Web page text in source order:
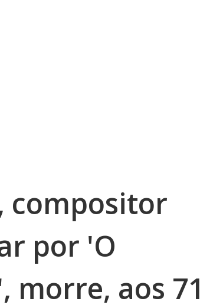
compositor
por 'O
aos 71